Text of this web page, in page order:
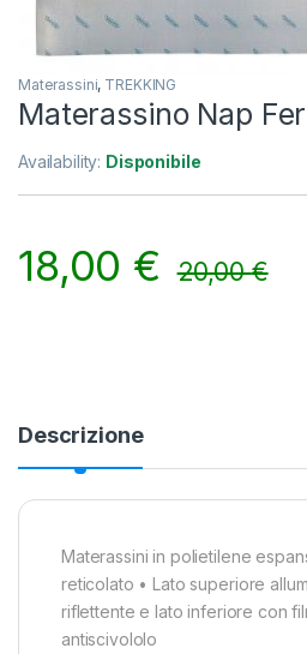
Materassini, TREKKING
Materassino Nap
Availability: Disponibile
18,00 € 20,00€
Descrizione
Materassini in polietilene
reticolato • Lato superiore
riflettente e lato inferiore con
antiscivololo